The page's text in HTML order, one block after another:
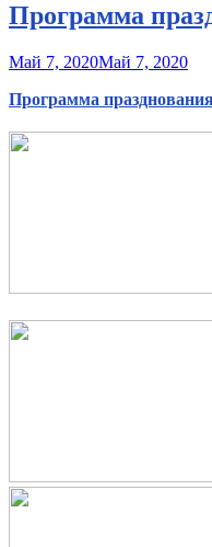
Программа
Май 7, 2020Май 7, 2020
Программа